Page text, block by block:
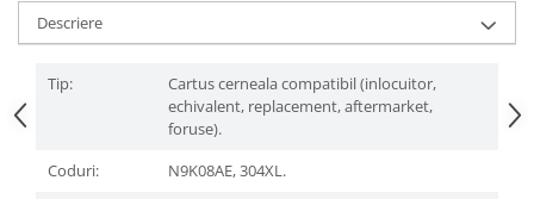
Descriere
Tip:
Cartus cerneala compatibil (inlocuitor,
echivalent, replacement, aftermarket,
foruse).
Coduri:
N9K08AE, 304XL.